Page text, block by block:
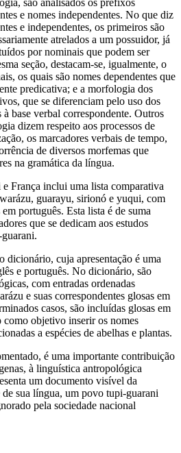
e nomes independentes. No que diz
e independentes, os primeiros são
atrelados a um possuidor, já
por nominais que podem ser
seção, destacam-se, igualmente, o
os quais são nomes dependentes que
predicativa; e a morfologia dos
que se diferenciam pelo uso dos
à base verbal correspondente. Outros
dizem respeito aos processos de
os marcadores verbais de tempo,
de diversos morfemas que
na gramática da língua.
França inclui uma lista comparativa
guarayu, sirionó e yuqui, com
português. Esta lista é de suma
que se dedicam aos estudos
dicionário, cuja apresentação é uma
e português. No dicionário, são
com entradas ordenadas
e suas correspondentes glosas em
casos, são incluídas glosas em
objetivo inserir os nomes
a espécies de abelhas e plantas.
é uma importante contribuição
à linguística antropológica
um documento visível da
sua língua, um povo tupi-guarani
pela sociedade nacional